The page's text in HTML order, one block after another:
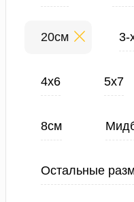
20см 3-
4х6 5х7
8см
Остальные